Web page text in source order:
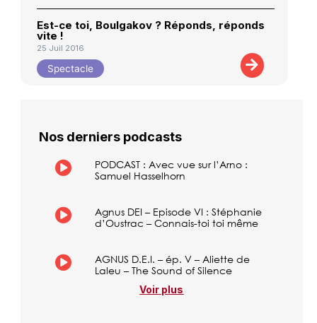
Est-ce toi, Boulgakov ? Réponds, réponds
vite !
25 Juil 2016
Spectacle
Nos derniers podcasts
PODCAST : Avec vue sur l’Arno :
Samuel Hasselhorn
Agnus DEI – Episode VI : Stéphanie
d’Oustrac – Connais-toi toi même
AGNUS D.E.I. – ép. V – Aliette de
Laleu – The Sound of Silence
Voir plus